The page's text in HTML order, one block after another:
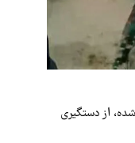
از دستگیری